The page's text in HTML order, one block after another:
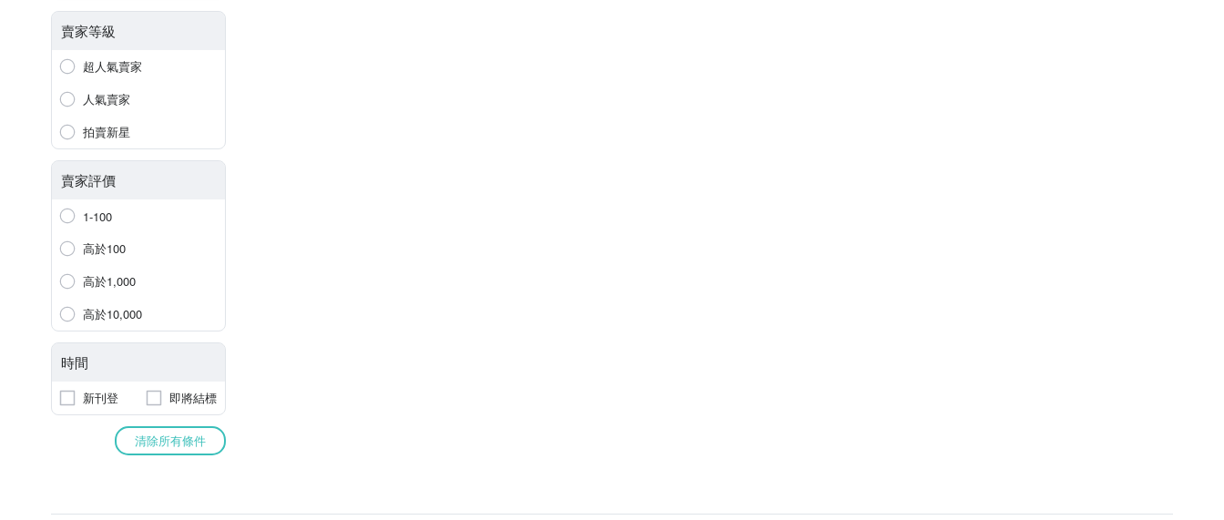
賣家等級
超人氣賣家
人氣賣家
拍賣新星
賣家評價
1-100
高於100
高於1,000
高於10,000
時間
新刊登 即將結標
清除所有條件